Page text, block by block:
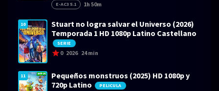
E-AC3 5.1
1h 50m
10
Stuart no logra salvar el Universo (2026)
Temporada 1 HD 1080p Latino Castellano
SERIE
0 2026 24 min
11
Pequeños monstruos (2025) HD 1080p y
720p Latino
PELICULA